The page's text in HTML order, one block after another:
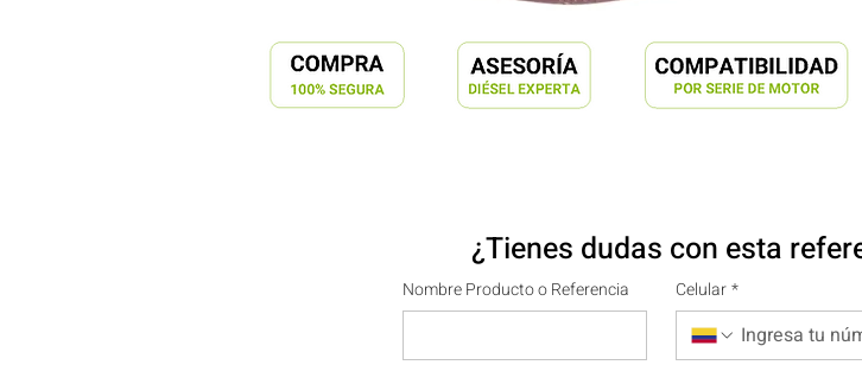
¿Tienes dudas con esta
Nombre Producto o Referencia Celular *